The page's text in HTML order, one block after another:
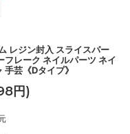
レジン封入 スライスパー
フレーク ネイルパーツ ネイ
芸《Dタイプ》
円)